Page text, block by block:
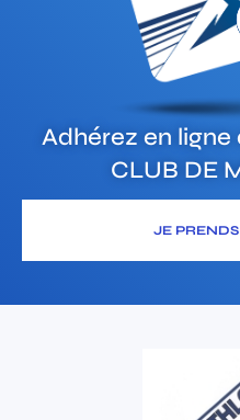
Adhérez en ligne
CLUB DE
JE